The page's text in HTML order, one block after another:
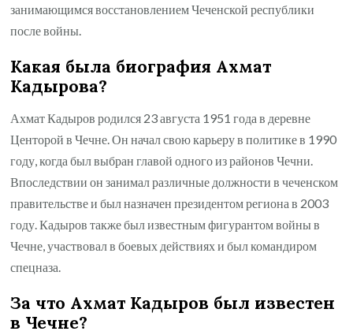
занимающимся восстановлением Чеченской республики
после войны.
Какая была биография Ахмат
Кадырова?
Ахмат Кадыров родился 23 августа 1951 года в деревне
Центорой в Чечне. Он начал свою карьеру в политике в 1990
году, когда был выбран главой одного из районов Чечни.
Впоследствии он занимал различные должности в чеченском
правительстве и был назначен президентом региона в 2003
году. Кадыров также был известным фигурантом войны в
Чечне, участвовал в боевых действиях и был командиром
спецназа.
За что Ахмат Кадыров был известен
в Чечне?